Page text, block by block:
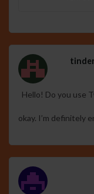
Hello! Do you use
okay. I’m definitely